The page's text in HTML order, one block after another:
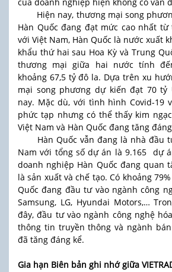
Hiện nay, thương mại song
Hàn Quốc đang đạt mức cao nhất
với Việt Nam, Hàn Quốc là nước xuất
khẩu thứ hai sau Hoa Kỳ và Trung
thương mại giữa hai nước tính
khoảng 67,5 tỷ đô la. Dựa trên xu
mại song phương dự kiến đạt 70 tỷ
nay. Mặc dù, với tình hình Covid-19
phức tạp nhưng có thể thấy kim
Việt Nam và Hàn Quốc đang tăng
Hàn Quốc vẫn đang là nhà đầu
Nam với tổng số dự án là 9.165 dự
doanh nghiệp Hàn Quốc đang quan
là sản xuất và chế tạo. Có khoảng
Quốc đang đầu tư vào ngành công
Samsung, LG, Hyundai Motors,…
đây, đầu tư vào ngành công nghệ
thông tin truyền thông và ngành
đã tăng đáng kể.
Gia hạn Biên bản ghi nhớ giữa